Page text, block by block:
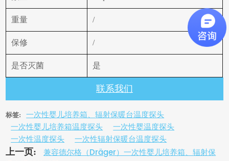
重量 /
保修 /
是否灭菌 是
联系我们
标签:
一次性婴儿培养箱、辐射保暖台温度探头
一次性婴儿培养箱温度探头
一次性婴温度探头
一次性温度探头
一次性辐射保暖台温度探头
上一页:
兼容德尔格（Dräger）一次性婴儿培养箱、辐射保